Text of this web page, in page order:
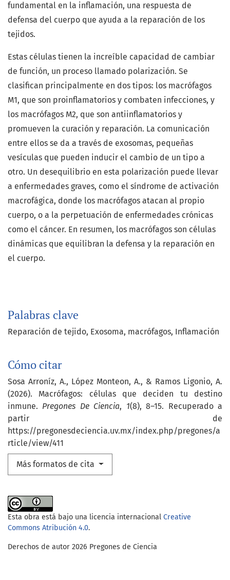
Palabras clave
Reparación de tejido Exosoma macrófagos Inflamación
Cómo citar
Sosa Arroníz, A., López Monteon, A., & Ramos Ligonio, A.
(2026). Macrófagos: células que deciden tu destino
inmune. Pregones De Ciencia, 1(8), 8–15. Recuperado a
partir de
https://pregonesdeciencia.uv.mx/index.php/pregones/a
rticle/view/411
Más formatos de cita
fundamental en la inflamación, una respuesta de
defensa del cuerpo que ayuda a la reparación de los
tejidos.
Estas células tienen la increíble capacidad de cambiar
de función, un proceso llamado polarización. Se
clasifican principalmente en dos tipos: los macrófagos
M1, que son proinflamatorios y combaten infecciones, y
los macrófagos M2, que son antiinflamatorios y
promueven la curación y reparación. La comunicación
entre ellos se da a través de exosomas, pequeñas
vesículas que pueden inducir el cambio de un tipo a
otro. Un desequilibrio en esta polarización puede llevar
a enfermedades graves, como el síndrome de activación
macrofágica, donde los macrófagos atacan al propio
cuerpo, o a la perpetuación de enfermedades crónicas
como el cáncer. En resumen, los macrófagos son células
dinámicas que equilibran la defensa y la reparación en
el cuerpo.
Esta obra está bajo una licencia internacional Creative
Commons Atribución 4.0.
Derechos de autor 2026 Pregones de Ciencia